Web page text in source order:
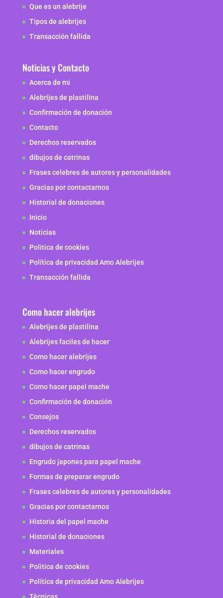
Que es un alebrije
Tipos de alebrijes
Transacción fallida
Noticias y Contacto
Acerca de mi
Alebrijes de plastilina
Confirmación de donación
Contacto
Derechos reservados
dibujos de catrinas
Frases celebres de autores y personalidades
Gracias por contactarnos
Historial de donaciones
Inicio
Noticias
Politica de cookies
Política de privacidad Amo Alebrijes
Transacción fallida
Como hacer alebrijes
Alebrijes de plastilina
Alebrijes faciles de hacer
Como hacer alebrijes
Como hacer engrudo
Como hacer papel mache
Confirmación de donación
Consejos
Derechos reservados
dibujos de catrinas
Engrudo japones para papel mache
Formas de preparar engrudo
Frases celebres de autores y personalidades
Gracias por contactarnos
Historia del papel mache
Historial de donaciones
Materiales
Politica de cookies
Política de privacidad Amo Alebrijes